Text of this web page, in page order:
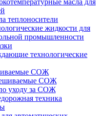
масла для
теплоносители
жидкости для
промышленности
технологические
СОЖ
СОЖ
уходу за СОЖ
техника